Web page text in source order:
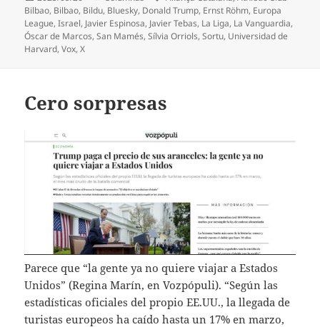
el
Bilbao, Bilbao, Bildu, Bluesky, Donald Trump, Ernst Röhm, Europa
League,Israel, Javier Espinosa, Javier Tebas, La Liga, La Vanguardia,
Óscar de Marcos,San Mamés,Sílvia Orriols,Sortu, Universidad de
Harvard,Vox,X
Cero sorpresas
Parece que “la gente ya no quiere viajar a Estados
Unidos” (Regina Marín, en Vozpópuli). “Según las
estadísticas oficiales del propio EE.UU., la llegada de
turistas europeos ha caído hasta un 17% en marzo,